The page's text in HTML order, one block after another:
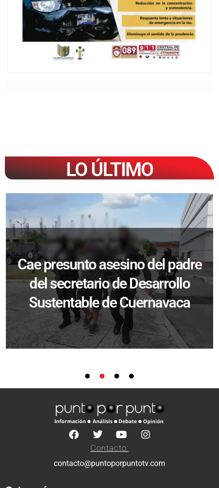
LO ÚLTIMO
Cae presunto asesino del padre
del secretario de Desarrollo
Sustentable de Cuernavaca
Contacto:
contacto@puntoporpuntotv.com